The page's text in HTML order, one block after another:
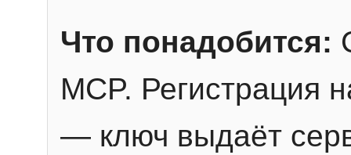
Что понадобится:
MCP. Регистрация
— ключ выдаёт